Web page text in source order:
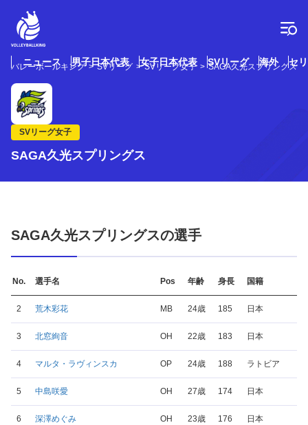
ニュース 男子日本代表 女子日本代表 SVリーグ 海外 セ
バレーボールキング SVリーグ SVリーグ女子 SAGA久光スプリングス
SVリーグ女子
SAGA久光スプリングス
SAGA久光スプリングスの選手
No. 選手名 Pos 年齢 身長 国籍
2 荒木彩花 MB 24歳 185 日本
3 北窓絢音 OH 22歳 183 日本
4 マルタ・ラヴィンスカ OP 24歳 188 ラトビア
5 中島咲愛 OH 27歳 174 日本
6 深澤めぐみ OH 23歳 176 日本